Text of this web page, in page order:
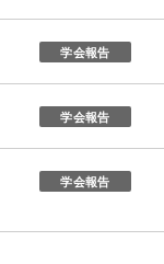
学会報告
学会報告
学会報告